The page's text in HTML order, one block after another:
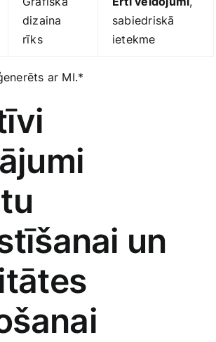
dizaina
rīks
sabiedriskā ​
ietekme
ar MI.*
un